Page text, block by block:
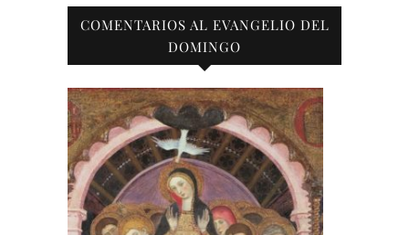
COMENTARIOS AL EVANGELIO DEL
DOMINGO